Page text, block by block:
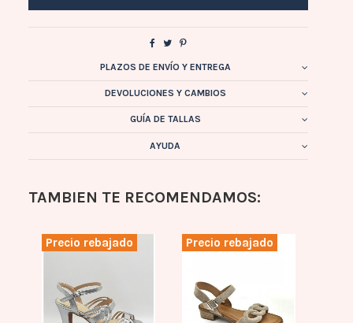
PLAZOS DE ENVÍO Y ENTREGA
DEVOLUCIONES Y CAMBIOS
GUÍA DE TALLAS
AYUDA
TAMBIEN TE RECOMENDAMOS:
Precio rebajado Precio rebajado